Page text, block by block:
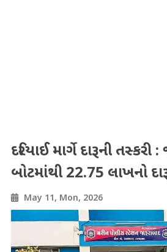
દરિયાઈ માર્ગે દારૂની તસ્કરી
બોટમાંથી 22.75 લાખનો
May 11, Mon, 2026